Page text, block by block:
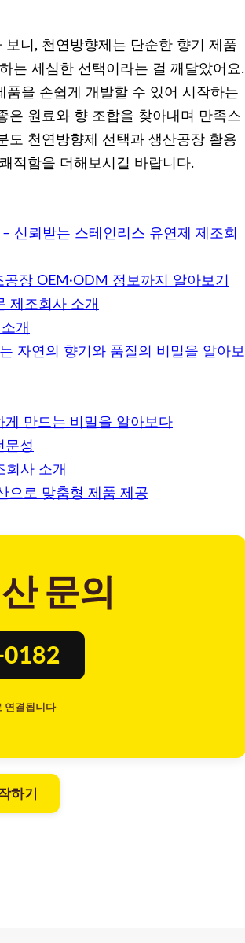
니, 천연방향제는 단순한 향기 제품
는 세심한 선택이라는 걸 깨달았어요.
을 손쉽게 개발할 수 있어 시작하는
은 원료와 향 조합을 찾아내며 만족스
도 천연방향제 선택과 생산공장 활용
적함을 더해보시길 바랍니다.
신뢰받는 스테인리스 유연제 제조회
장 OEM·ODM 정보까지 알아보기
제조회사 소개
개
자연의 향기와 품질의 비밀을 알아보
게 만드는 비밀을 알아보다
문성
사 소개
으로 맞춤형 제품 제공
문의
연결됩니다
하기